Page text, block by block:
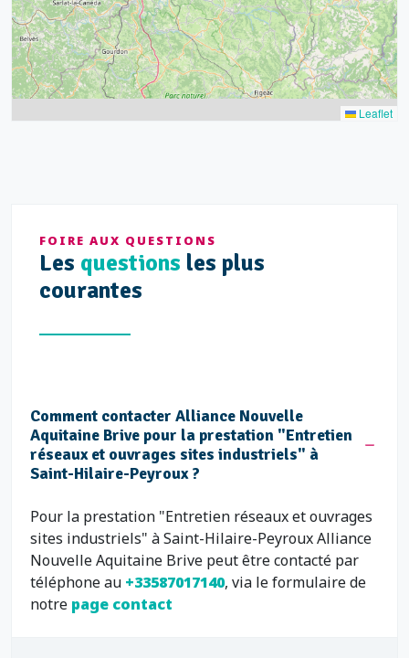
Leaflet
FOIRE AUX QUESTIONS
Les questions les plus
courantes
Comment contacter Alliance Nouvelle
Aquitaine Brive pour la prestation "Entretien
réseaux et ouvrages sites industriels" à
Saint-Hilaire-Peyroux ?
Pour la prestation "Entretien réseaux et ouvrages
sites industriels" à Saint-Hilaire-Peyroux Alliance
Nouvelle Aquitaine Brive peut être contacté par
téléphone au +33587017140, via le formulaire de
notre page contact